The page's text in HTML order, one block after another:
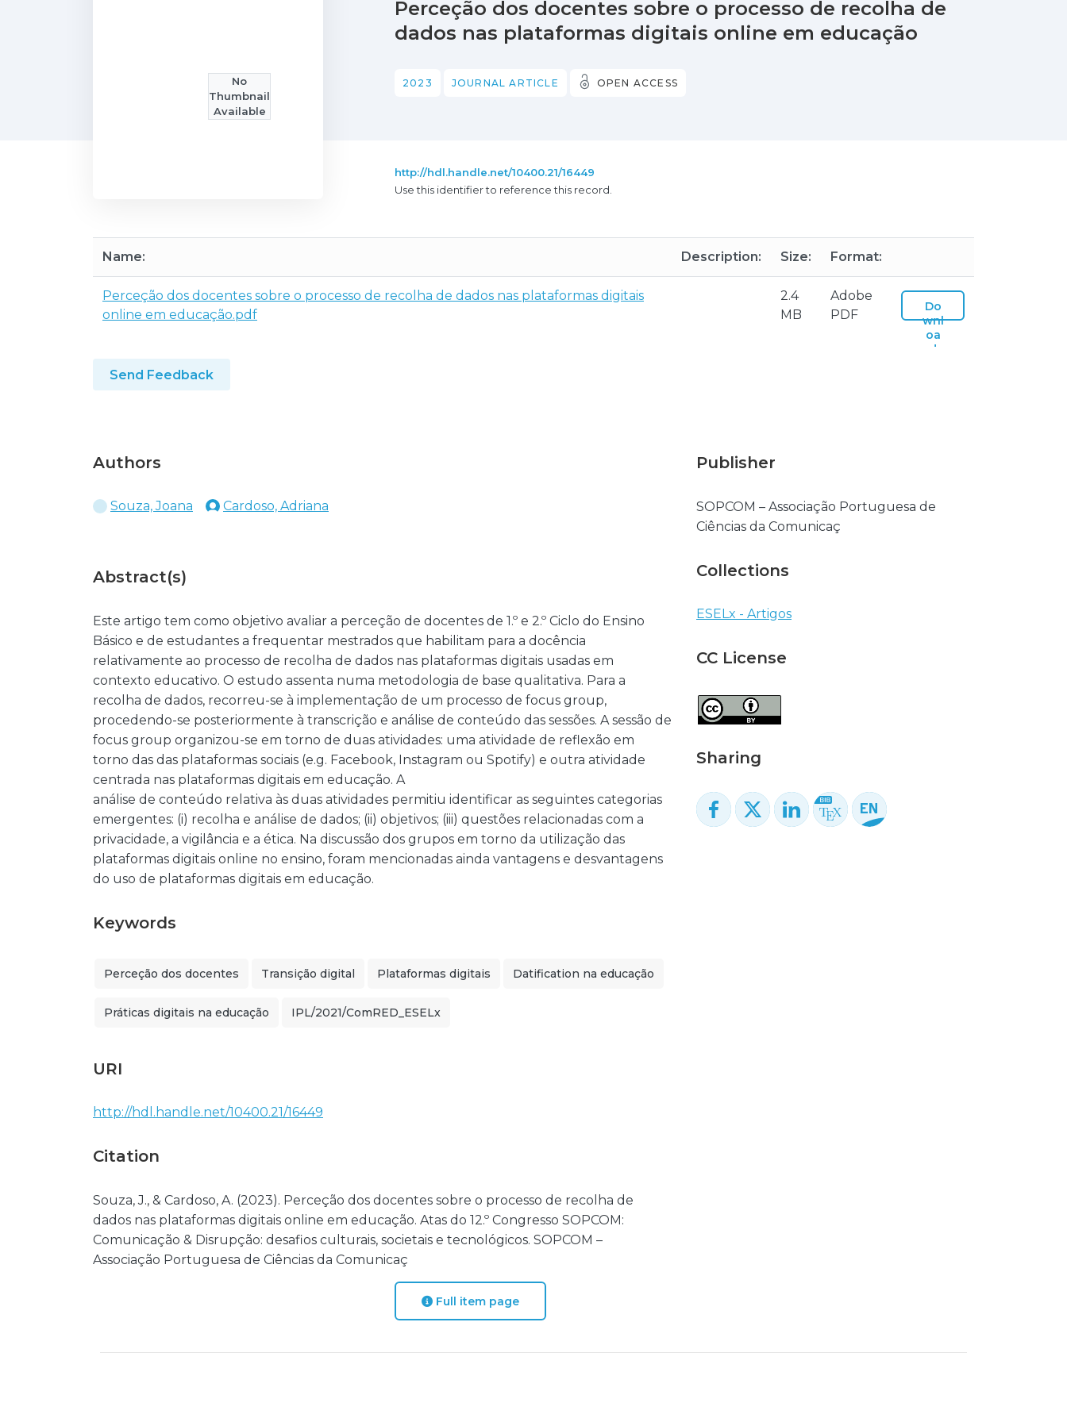
No
Thumbnail
Available
Perceção dos docentes sobre o processo de recolha de
dados nas plataformas digitais online em educação
2023 JOURNAL ARTICLE OPEN ACCESS
http://hdl.handle.net/10400.21/16449
Use this identifier to reference this record.
Name: Description: Size: Format:
Perceção dos docentes sobre o processo de recolha de dados nas plataformas digitais
online em educação.pdf
2.4
MB
Adobe
PDF
Do
wnl
oa
d
Send Feedback
Authors
Souza, Joana Cardoso, Adriana
Abstract(s)
Este artigo tem como objetivo avaliar a perceção de docentes de 1.º e 2.º Ciclo do Ensino
Básico e de estudantes a frequentar mestrados que habilitam para a docência
relativamente ao processo de recolha de dados nas plataformas digitais usadas em
contexto educativo. O estudo assenta numa metodologia de base qualitativa. Para a
recolha de dados, recorreu-se à implementação de um processo de focus group,
procedendo-se posteriormente à transcrição e análise de conteúdo das sessões. A sessão de
focus group organizou-se em torno de duas atividades: uma atividade de reflexão em
torno das das plataformas sociais (e.g. Facebook, Instagram ou Spotify) e outra atividade
centrada nas plataformas digitais em educação. A
análise de conteúdo relativa às duas atividades permitiu identificar as seguintes categorias
emergentes: (i) recolha e análise de dados; (ii) objetivos; (iii) questões relacionadas com a
privacidade, a vigilância e a ética. Na discussão dos grupos em torno da utilização das
plataformas digitais online no ensino, foram mencionadas ainda vantagens e desvantagens
do uso de plataformas digitais em educação.
Keywords
Perceção dos docentes Transição digital Plataformas digitais Datification na educação
Práticas digitais na educação IPL/2021/ComRED_ESELx
URI
http://hdl.handle.net/10400.21/16449
Citation
Souza, J., & Cardoso, A. (2023). Perceção dos docentes sobre o processo de recolha de
dados nas plataformas digitais online em educação. Atas do 12.º Congresso SOPCOM:
Comunicação & Disrupção: desafios culturais, societais e tecnológicos. SOPCOM –
Associação Portuguesa de Ciências da Comunicaç
Publisher
SOPCOM – Associação Portuguesa de
Ciências da Comunicaç
Collections
ESELx - Artigos
CC License
Sharing
Full item page